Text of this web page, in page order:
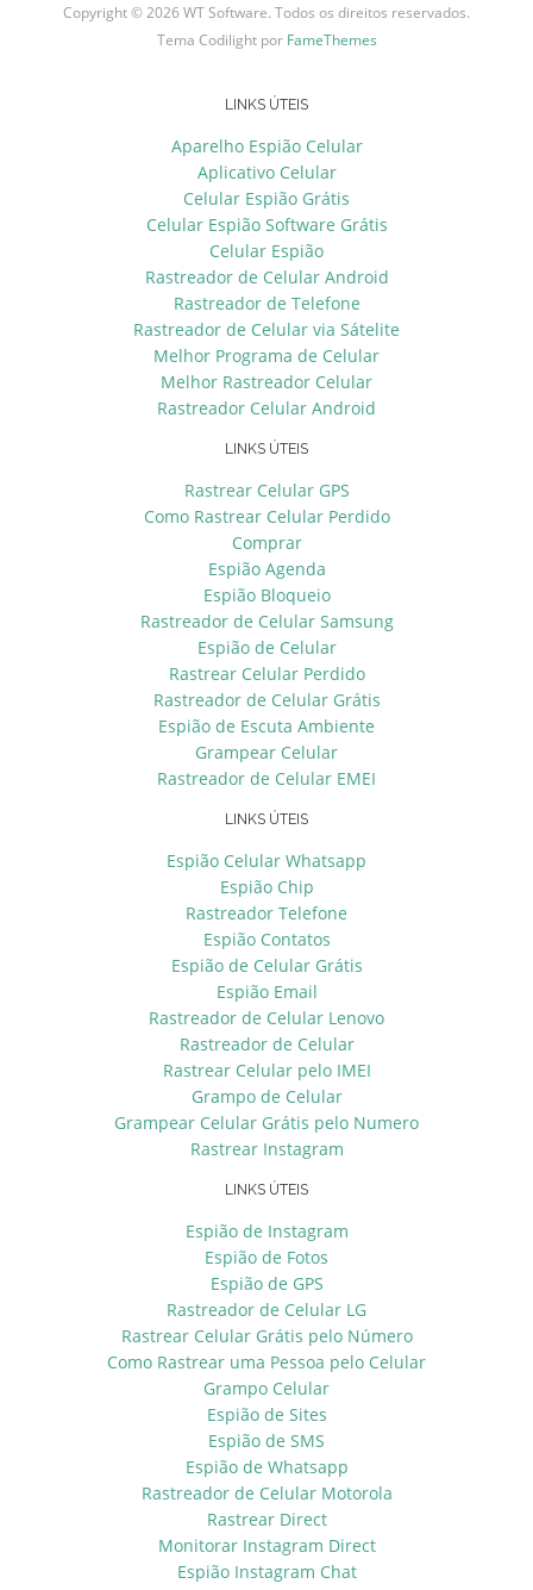
Copyright © 2026 WT Software. Todos os direitos reservados.
Tema Codilight por FameThemes
LINKS ÚTEIS
Aparelho Espião Celular
Aplicativo Celular
Celular Espião Grátis
Celular Espião Software Grátis
Celular Espião
Rastreador de Celular Android
Rastreador de Telefone
Rastreador de Celular via Sátelite
Melhor Programa de Celular
Melhor Rastreador Celular
Rastreador Celular Android
LINKS ÚTEIS
Rastrear Celular GPS
Como Rastrear Celular Perdido
Comprar
Espião Agenda
Espião Bloqueio
Rastreador de Celular Samsung
Espião de Celular
Rastrear Celular Perdido
Rastreador de Celular Grátis
Espião de Escuta Ambiente
Grampear Celular
Rastreador de Celular EMEI
LINKS ÚTEIS
Espião Celular Whatsapp
Espião Chip
Rastreador Telefone
Espião Contatos
Espião de Celular Grátis
Espião Email
Rastreador de Celular Lenovo
Rastreador de Celular
Rastrear Celular pelo IMEI
Grampo de Celular
Grampear Celular Grátis pelo Numero
Rastrear Instagram
LINKS ÚTEIS
Espião de Instagram
Espião de Fotos
Espião de GPS
Rastreador de Celular LG
Rastrear Celular Grátis pelo Número
Como Rastrear uma Pessoa pelo Celular
Grampo Celular
Espião de Sites
Espião de SMS
Espião de Whatsapp
Rastreador de Celular Motorola
Rastrear Direct
Monitorar Instagram Direct
Espião Instagram Chat